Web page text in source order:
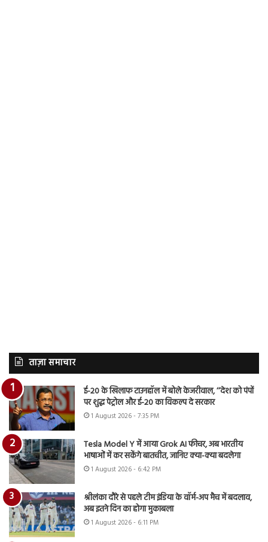
ताज़ा समाचार
ई-20 के खिलाफ टाउनहॉल में बोले केजरीवाल, ‘‘देश को पंपों
पर शुद्ध पेट्रोल और ई-20 का विकल्प दे सरकार
1 August 2026 - 7:35 PM
Tesla Model Y में आया Grok AI फीचर, अब भारतीय
भाषाओं में कर सकेंगे बातचीत, जानिए क्या-क्या बदलेगा
1 August 2026 - 6:42 PM
श्रीलंका दौरे से पहले टीम इंडिया के वॉर्म-अप मैच में बदलाव,
अब इतने दिन का होगा मुकाबला
1 August 2026 - 6:11 PM